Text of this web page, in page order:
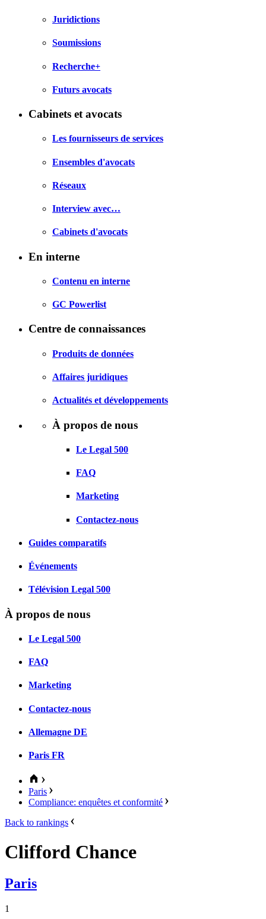
Juridictions
Soumissions
Recherche+
Futurs avocats
Cabinets et avocats
Les fournisseurs de services
Ensembles d'avocats
Réseaux
Interview avec…
Cabinets d'avocats
En interne
Contenu en interne
GC Powerlist
Centre de connaissances
Produits de données
Affaires juridiques
Actualités et développements
À propos de nous
Le Legal 500
FAQ
Marketing
Contactez-nous
Guides comparatifs
Événements
Télévision Legal 500
À propos de nous
Le Legal 500
FAQ
Marketing
Contactez-nous
Allemagne DE
Paris FR
Paris
Compliance: enquêtes et conformité
Back to rankings
Clifford Chance
Paris
1